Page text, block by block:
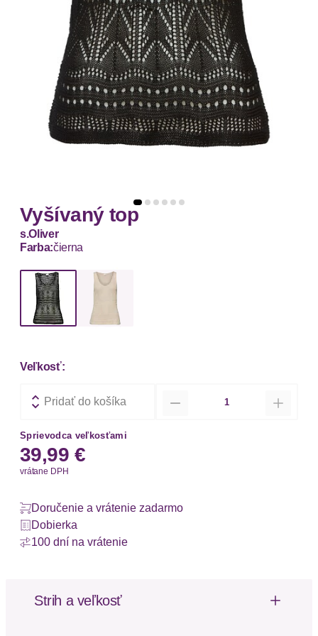
Vyšívaný top
s.Oliver
Farba:čierna
Veľkosť:
Pridať do košíka
Sprievodca veľkosťami
39,99 €
vrátane DPH
Doručenie a vrátenie zadarmo
Dobierka
100 dní na vrátenie
Strih a veľkosť